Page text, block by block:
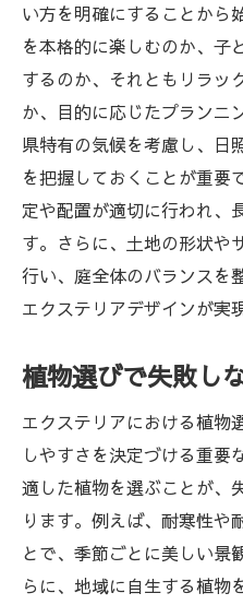
い方を明確にすることから
を本格的に楽しむのか、子
するのか、それともリラッ
か、目的に応じたプランニ
県特有の気候を考慮し、日
を把握しておくことが重要
定や配置が適切に行われ、
す。さらに、土地の形状や
行い、庭全体のバランスを
エクステリアデザインが実
植物選びで失敗し
エクステリアにおける植物
しやすさを決定づける重要
適した植物を選ぶことが、
ります。例えば、耐寒性や
とで、季節ごとに美しい景
らに、地域に自生する植物